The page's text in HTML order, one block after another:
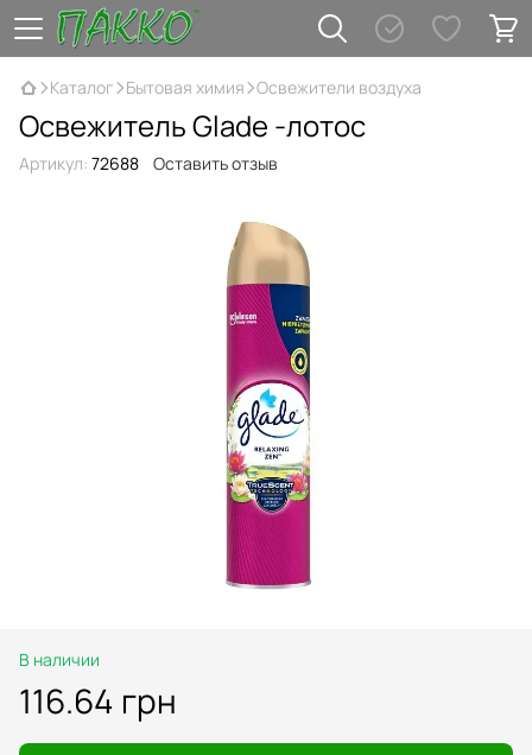
Каталог Бытовая химия Освежители воздуха
Освежитель Glade -лотос
Артикул: 72688 Оставить отзыв
В наличии
116.64 грн